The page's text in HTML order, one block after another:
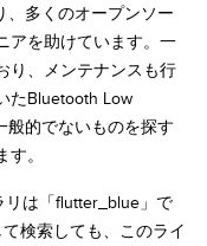
、多くのオープンソー
アを助けています。一
り、メンテナンスも行
たBluetooth Low
般的でないものを探す
。
リは「flutter_blue」で
検索しても、このライ